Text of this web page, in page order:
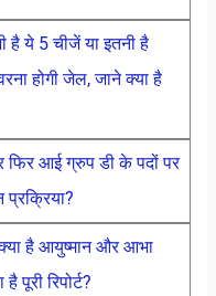
ये 5 चीजें या इतनी है
होगी जेल, जाने क्या है
आई ग्रुप डी के पदों पर
प्रक्रिया?
है आयुष्मान और आभा
रिपोर्ट?